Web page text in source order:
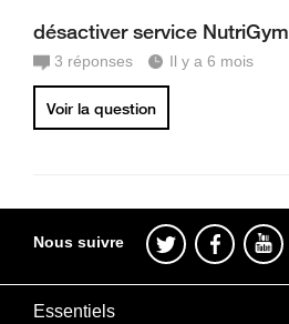
désactiver service NutriGym
3 réponses Il y a 6 mois
Voir la question
Nous suivre
Essentiels